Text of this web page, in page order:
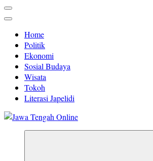
Home
Politik
Ekonomi
Sosial Budaya
Wisata
Tokoh
Literasi Japelidi